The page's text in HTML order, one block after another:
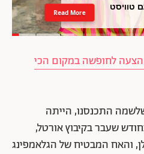
עם טוויסט
Read More
הצעה לחופשה במקום הכי
התכנסנו, הייתה
שעבר בקיבוץ אורטל,
והאח המבטיח של הגלאמפינג